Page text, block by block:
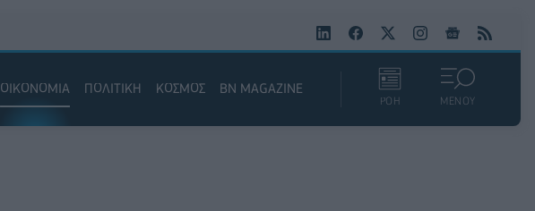
ΟΙΚΟΝΟΜΙΑ ΠΟΛΙΤΙΚΗ ΚΟΣΜΟΣ BN MAGAZINE
ΡΟΗ ΜΕΝΟΥ